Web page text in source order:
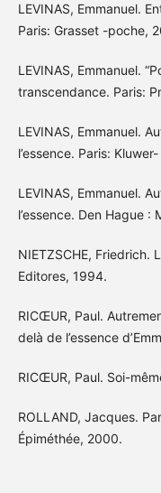
LEVINAS, Emmanuel.
Paris: Grasset -poche,
LEVINAS, Emmanuel.
transcendance. Paris:
LEVINAS, Emmanuel.
l’essence. Paris:
LEVINAS, Emmanuel.
l’essence. Den Hague :
NIETZSCHE, Friedrich.
Editores, 1994.
RICŒUR, Paul.
delà de l’essence
RICŒUR, Paul. Soi-
ROLLAND, Jacques.
Épiméthée, 2000.